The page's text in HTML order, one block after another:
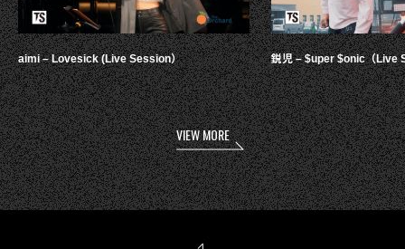
aimi – Lovesick (Live Session） 鋭児 – $uper $onic（Live
VIEW MORE